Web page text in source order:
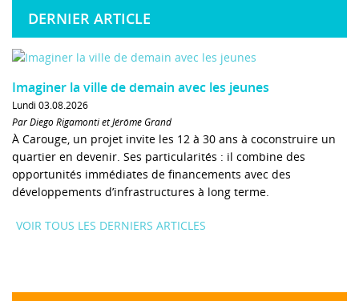
DERNIER ARTICLE
Imaginer la ville de demain avec les jeunes
Lundi 03.08.2026
Par Diego Rigamonti et Jérôme Grand
À Carouge, un projet invite les 12 à 30 ans à coconstruire un
quartier en devenir. Ses particularités : il combine des
opportunités immédiates de financements avec des
développements d’infrastructures à long terme.
VOIR TOUS LES DERNIERS ARTICLES